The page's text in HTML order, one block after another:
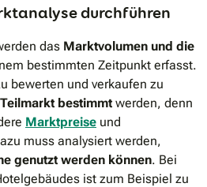
durchführen
das Marktvolumen und die
bestimmten Zeitpunkt erfasst.
bewerten und verkaufen zu
bestimmt werden, denn
Marktpreise und
muss analysiert werden,
genutzt werden können. Bei
ist zum Beispiel zu